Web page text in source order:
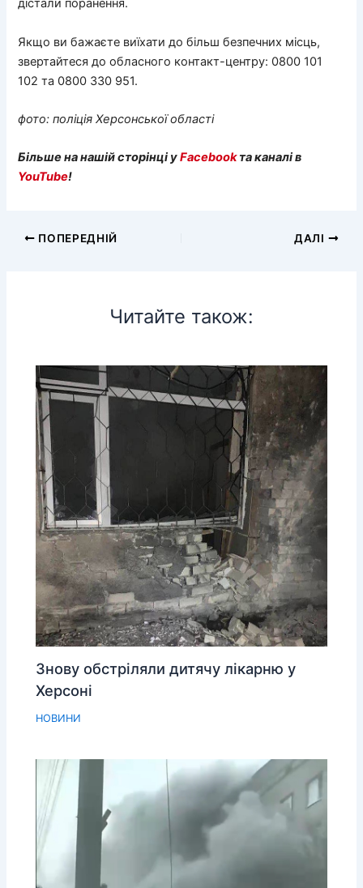
дістали поранення.
Якщо ви бажаєте виїхати до більш безпечних місць,
звертайтеся до обласного контакт-центру: 0800 101
102 та 0800 330 951.
фото: поліція Херсонської області
Більше на нашій сторінці уFacebookта каналі в
YouTube!
ПОПЕРЕДНІЙ ДАЛІ
Читайте також:
Знову обстріляли дитячу лікарню у
Херсоні
НОВИНИ